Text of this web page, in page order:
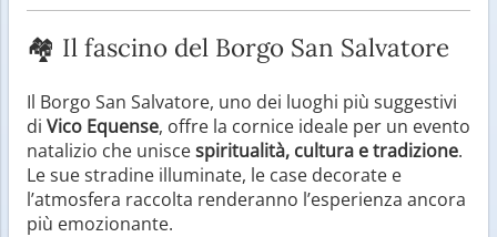
🏘️ Il fascino del Borgo San Salvatore
Il Borgo San Salvatore, uno dei luoghi più suggestivi
di Vico Equense, offre la cornice ideale per un evento
natalizio che uniscespiritualità, cultura e tradizione.
Le sue stradine illuminate, le case decorate e
l’atmosfera raccolta renderanno l’esperienza ancora
più emozionante.